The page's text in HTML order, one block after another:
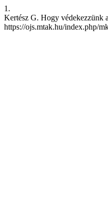
1.
Kertész G. Hogy védekezzünk
https://ojs.mtak.hu/index.php/